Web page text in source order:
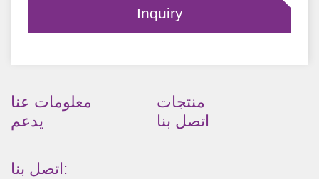
معلومات عنا
منتجات
يدعم
اتصل بنا
اتصل بنا: